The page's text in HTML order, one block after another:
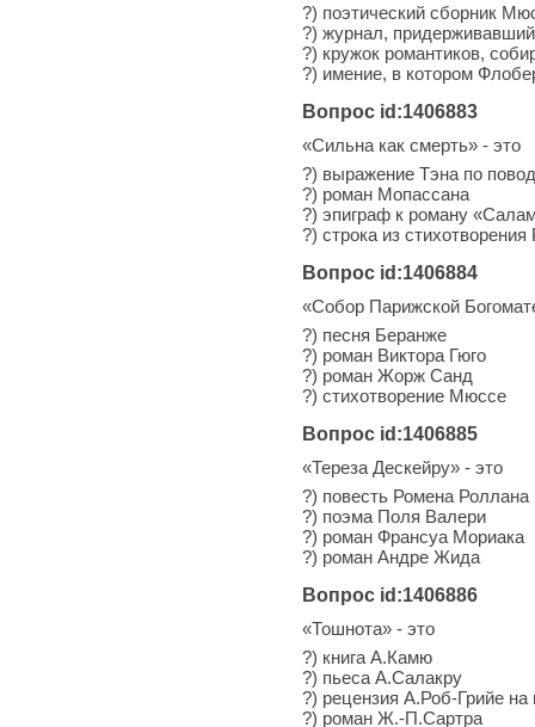
?) поэтический сборник
?) журнал,
?) кружок романтиков,
?) имение, в котором
Вопрос id:1406883
«Сильна как смерть» - это
?) выражение Тэна по
?) роман Мопассана
?) эпиграф к роману
?) строка из
Вопрос id:1406884
«Собор Парижской
?) песня Беранже
?) роман Виктора Гюго
?) роман Жорж Санд
?) стихотворение Мюссе
Вопрос id:1406885
«Тереза Дескейру» - это
?) повесть Ромена Роллана
?) поэма Поля Валери
?) роман Франсуа Мориака
?) роман Андре Жида
Вопрос id:1406886
«Тошнота» - это
?) книга А.Камю
?) пьеса А.Салакру
?) рецензия А.Роб-Грийе
?) роман Ж.-П.Сартра